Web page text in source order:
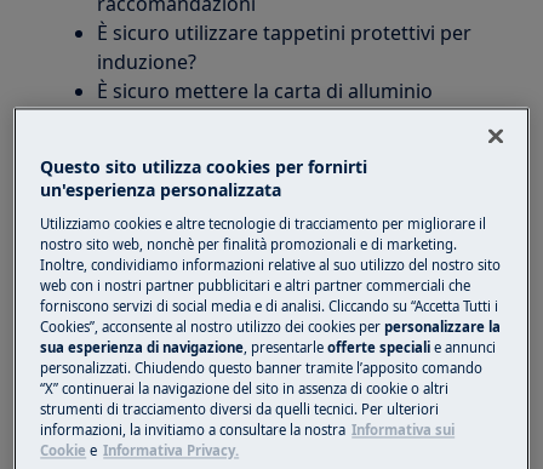
È sicuro utilizzare tappetini protettivi per
induzione?
È sicuro mettere la carta di alluminio
Si applica a
tutti i piani cottura a induzione
Soluzione
Non posizionare fogli di alluminio o altri
materiali sulla superficie del piano cottura a
induzione, inclusi i "tappetini protettivi per
induzione". Gli effetti negativi potenziali
includono:
Questo sito utilizza cookies per fornirti
un'esperienza personalizzata
Utilizziamo cookies e altre tecnologie di tracciamento per migliorare il
nostro sito web, nonchè per finalità promozionali e di marketing.
Inoltre, condividiamo informazioni relative al suo utilizzo del nostro sito
web con i nostri partner pubblicitari e altri partner commerciali che
forniscono servizi di social media e di analisi. Cliccando su “Accetta Tutti i
Cookies”, acconsente al nostro utilizzo dei cookies perpersonalizzare la
sua esperienza di navigazione, presentarleofferte speciali e annunci
personalizzati. Chiudendo questo banner tramite l’apposito comando
“X” continuerai la navigazione del sito in assenza di cookie o altri
strumenti di tracciamento diversi da quelli tecnici. Per ulteriori
informazioni, la invitiamo a consultare la nostra Informativa sui
Cookie e Informativa Privacy.